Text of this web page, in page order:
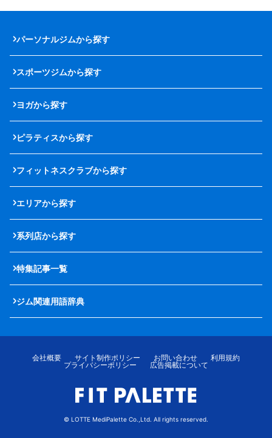
パーソナルジムから探す
スポーツジムから探す
ヨガから探す
ピラティスから探す
フィットネスクラブから探す
エリアから探す
系列店から探す
特集記事一覧
ジム関連用語辞典
会社概要 サイト制作ポリシー お問い合わせ
利用規約
プライバシーポリシー
広告掲載について
© LOTTE MediPalette Co.,Ltd. All rights reserved.